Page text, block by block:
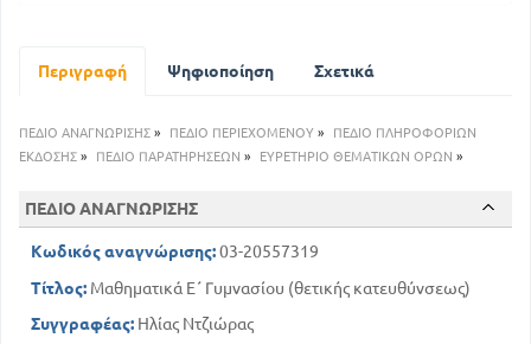
199
230
Ανατοκισμός - ίσες καταθέσεις - χρεωλύσια
Απροσδίοριστη ανάλυση δευτέρου βαθμού
Μέρος τρίτο
Στοιχεία εκ της θεωρίας των πιθανοτήτων
Περιγραφή Ψηφιοποίηση Σχετικά
ΠΕΔΙΟ ΑΝΑΓΝΩΡΙΣΗΣ » ΠΕΔΙΟ ΠΕΡΙΕΧΟΜΕΝΟΥ »
ΠΕΔΙΟ ΠΛΗΡΟΦΟΡΙΩΝ
ΕΚΔΟΣΗΣ » ΠΕΔΙΟ ΠΑΡΑΤΗΡΗΣΕΩΝ » ΕΥΡΕΤΗΡΙΟ ΘΕΜΑΤΙΚΩΝ ΟΡΩΝ »
ΠΕΔΙΟ ΑΝΑΓΝΩΡΙΣΗΣ
Κωδικός αναγνώρισης:03-20557319
Τίτλος: Μαθηματικά Ε΄ Γυμνασίου (θετικής κατευθύνσεως)
Συγγραφέας: Ηλίας Ντζιώρας